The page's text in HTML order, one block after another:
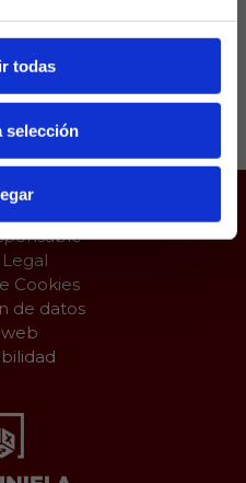
todas
selección
Cookies
de datos